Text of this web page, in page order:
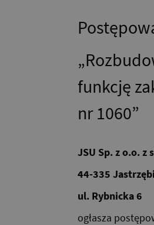
funkcję
nr 1060”
JSU Sp. z o.o.
44-335
ul. Rybnicka 6
ogłasza